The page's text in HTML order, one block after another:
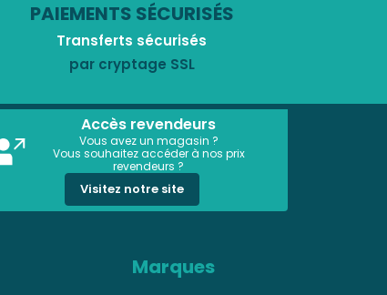
PAIEMENTS SÉCURISÉS
Transferts sécurisés
par cryptage SSL
Accès revendeurs
Vous avez un magasin ?
Vous souhaitez accéder à nos prix
revendeurs ?
Visitez notre site
Marques